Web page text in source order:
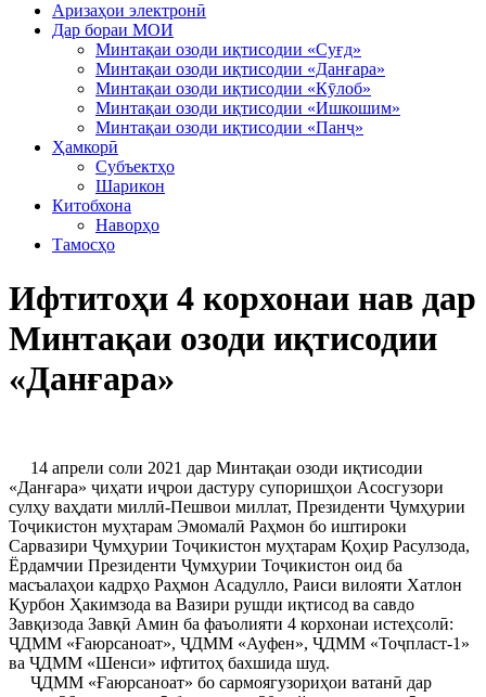
Аризаҳои электронӣ
Дар бораи МОИ
Минтақаи озоди иқтисодии «Суғд»
Минтақаи озоди иқтисодии «Данғара»
Минтақаи озоди иқтисодии «Кӯлоб»
Минтақаи озоди иқтисодии «Ишкошим»
Минтақаи озоди иқтисодии «Панҷ»
Ҳамкорӣ
Субъектҳо
Шарикон
Китобхона
Наворҳо
Тамосҳо
Ифтитоҳи 4 корхонаи нав дар
Минтақаи озоди иқтисодии
«Данғара»
14 апрели соли 2021 дар Минтақаи озоди иқтисодии
«Данғара» ҷиҳати иҷрои дастуру супоришҳои Асосгузори
сулҳу ваҳдати миллӣ-Пешвои миллат, Президенти Ҷумҳурии
Тоҷикистон муҳтарам Эмомалӣ Раҳмон бо иштироки
Сарвазири Ҷумҳурии Тоҷикистон муҳтарам Қоҳир Расулзода,
Ёрдамчии Президенти Ҷумҳурии Тоҷикистон оид ба
масъалаҳои кадрҳо Раҳмон Асадулло, Раиси вилояти Хатлон
Қурбон Ҳакимзода ва Вазири рушди иқтисод ва савдо
Завқизода Завқӣ Амин ба фаъолияти 4 корхонаи истеҳсолӣ:
ҶДММ «Ғаюрсаноат», ҶДММ «Ауфен», ҶДММ «Тоҷпласт-1»
ва ҶДММ «Шенси» ифтитоҳ бахшида шуд.
ҶДММ «Ғаюрсаноат» бо сармоягузориҳои ватанӣ дар